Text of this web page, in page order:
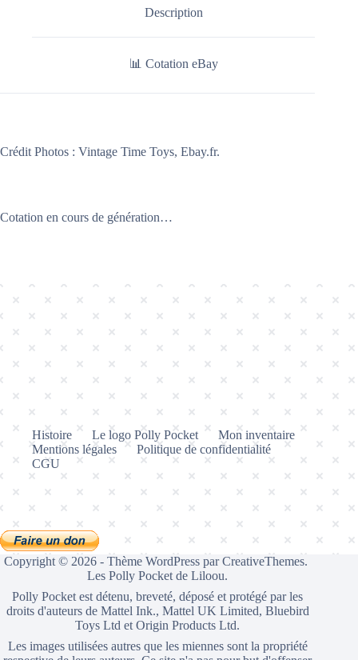
Description
📊 Cotation eBay
Crédit Photos : Vintage Time Toys, Ebay.fr.
Cotation en cours de génération…
Histoire Le logo Polly Pocket
Mon inventaire
Mentions légales
Politique de confidentialité
CGU
Copyright © 2026 - Thème WordPress parCreativeThemes.
Les Polly Pocket de Liloou.
Polly Pocket est détenu, breveté, déposé et protégé par les
droits d'auteurs de Mattel Ink., Mattel UK Limited, Bluebird
Toys Ltd et Origin Products Ltd.
Les images utilisées autres que les miennes sont la propriété